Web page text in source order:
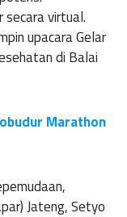
secara virtual.
upacara Gelar
di Balai
Marathon
Jateng, Setyo